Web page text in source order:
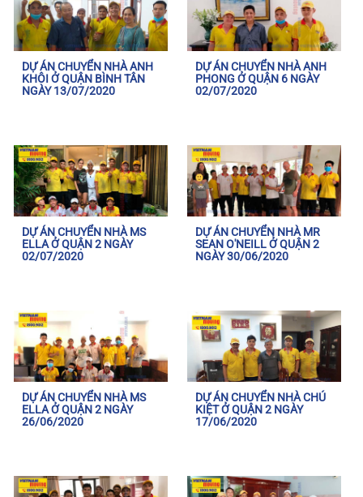
DỰ ÁN CHUYỂN NHÀ ANH
KHÔI Ở QUẬN BÌNH TÂN
NGÀY 13/07/2020
DỰ ÁN CHUYỂN NHÀ ANH
PHONG Ở QUẬN 6 NGÀY
02/07/2020
DỰ ÁN CHUYỂN NHÀ MS
ELLA Ở QUẬN 2 NGÀY
02/07/2020
DỰ ÁN CHUYỂN NHÀ MR
SEAN O'NEILL Ở QUẬN 2
NGÀY 30/06/2020
DỰ ÁN CHUYỂN NHÀ MS
ELLA Ở QUẬN 2 NGÀY
26/06/2020
DỰ ÁN CHUYỂN NHÀ CHÚ
KIỆT Ở QUẬN 2 NGÀY
17/06/2020